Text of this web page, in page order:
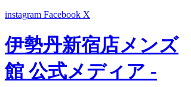
instagram Facebook X
伊勢丹新宿店メンズ
館 公式メディア -